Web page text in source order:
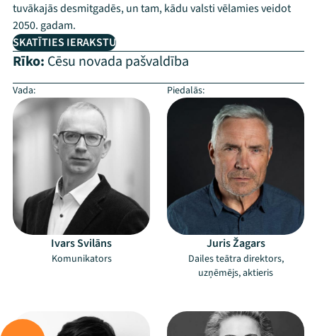
tuvākajās desmitgadēs, un tam, kādu valsti vēlamies veidot
2050. gadam.
SKATĪTIES IERAKSTU
Rīko: Cēsu novada pašvaldība
Vada:
Ivars Svilāns
Komunikators
Piedalās:
Juris Žagars
Dailes teātra direktors,
uzņēmējs, aktieris